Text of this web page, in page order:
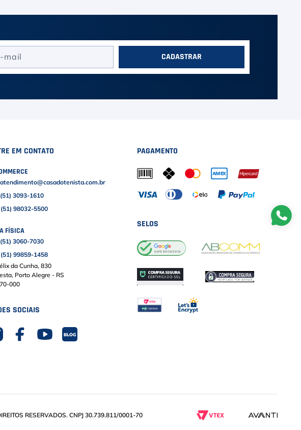
CADASTRAR
EM CONTATO
atendimento@casadotenista.com.br
(51) 3093-1610
(51) 98032-5500
FÍSICA
(51) 3060-7030
(51) 99859-1458
da Cunha, 830
Porto Alegre - RS
000
SOCIAIS
PAGAMENTO
SELOS
RESERVADOS. CNPJ 30.739.811/0001-70